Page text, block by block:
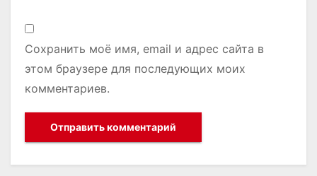
Сохранить моё имя, email и адрес сайта в
этом браузере для последующих моих
комментариев.